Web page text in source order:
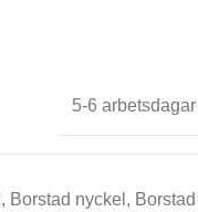
5-6 arbetsdagar
, Borstad nyckel , Borstad